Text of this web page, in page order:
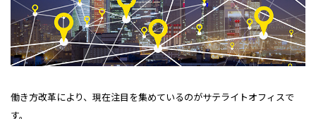
働き方改革により、現在注目を集めているのがサテライトオフィスで
す。